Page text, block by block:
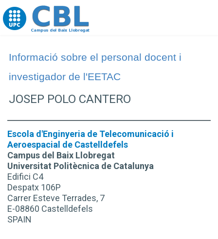
Go to upc.edu
Informació sobre el personal docent i
investigador de l'EETAC
JOSEP POLO CANTERO
Escola d'Enginyeria de Telecomunicació i
Aeroespacial de Castelldefels
Campus del Baix Llobregat
Universitat Politècnica de Catalunya
Edifici C4
Despatx 106P
Carrer Esteve Terrades, 7
E-08860 Castelldefels
SPAIN